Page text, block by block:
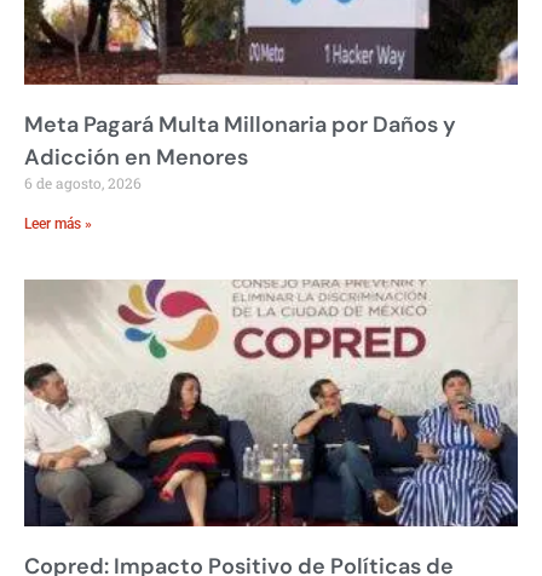
Meta Pagará Multa Millonaria por Daños y
Adicción en Menores
6 de agosto, 2026
Leer más »
Copred: Impacto Positivo de Políticas de